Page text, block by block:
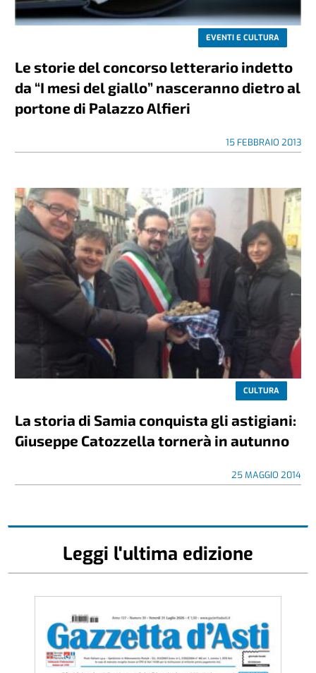
EVENTI E CULTURA
Le storie del concorso letterario indetto
da “I mesi del giallo” nasceranno dietro al
portone di Palazzo Alfieri
15 FEBBRAIO 2013
CULTURA
La storia di Samia conquista gli astigiani:
Giuseppe Catozzella tornerà in autunno
25 MAGGIO 2014
Leggi l'ultima edizione